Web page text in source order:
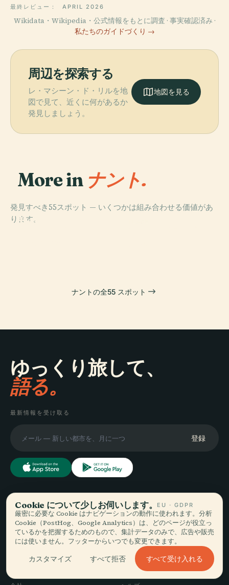
最終レビュー： APRIL 2026
Wikidata・Wikipedia・公式情報をもとに調査 · 事実確認済み ·
私たちのガイドづくり →
周辺を探索する
レ・マシーン・ド・リルを地
図で見て、近くに何があるか
発見しましょう。
地図を見る
More in ナント.
発見すべき55スポット — いくつかは組み合わせる価値があ
ります。
PLACE
PLACE
Île De
ナントの全55 スポット
ゆっくり旅して、
語る。
最新情報を受け取る
登録
Audiala
あなたの本当の歩き方に寄り
添う音声ガイド — 誠実に集
けダウンロード。
探索
目的地
ガイド
旅のヒント
料金を見る
ダウンロード
Cookie について少しお伺いします。 EU · GDPR
厳密に必要な Cookie はナビゲーションの動作に使われます。分析
Cookie（PostHog、Google Analytics）は、どのページが役立っ
ているかを把握するためのもので、集計データのみで、広告や販売
には使いません。フッターからいつでも変更できます。
カスタマイズ すべて拒否 すべて受け入れる